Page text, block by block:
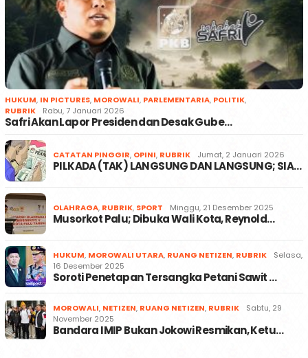
HUKUM, IN PICTURES, MOROWALI, PARLEMENTARIA, POLITIK,
RUBRIK
Rabu, 7 Januari 2026
Safri Akan Lapor Presiden dan Desak Gube…
CATATAN PINGGIR, OPINI, RUBRIK Jumat, 2 Januari 2026
PILKADA (TAK) LANGSUNG DAN LANGSUNG; SIA…
OLAHRAGA, RUBRIK, SPORT Minggu, 21 Desember 2025
Musorkot Palu; Dibuka Wali Kota, Reynold…
HUKUM, MOROWALI UTARA, RUANG NETIZEN, RUBRIK
Selasa,
16 Desember 2025
Soroti Penetapan Tersangka Petani Sawit …
MOROWALI, NETIZEN, RUANG NETIZEN, RUBRIK
Sabtu, 29
November 2025
Bandara IMIP Bukan Jokowi Resmikan, Ketu…